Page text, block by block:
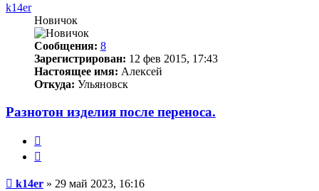
k14er
Новичок
Сообщения: 8
Зарегистрирован: 12 фев 2015, 17:43
Настоящее имя: Алексей
Откуда: Ульяновск
Разнотон изделия после переноса.
Непрочитанное
k14er » 29 май 2023, 16:16